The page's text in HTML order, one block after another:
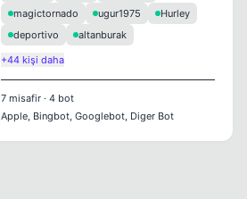
magictornado
ugur1975
Hurley
deportivo
altanburak
+44 kişi daha
7 misafir · 4 bot
Apple, Bingbot, Googlebot, Diger Bot